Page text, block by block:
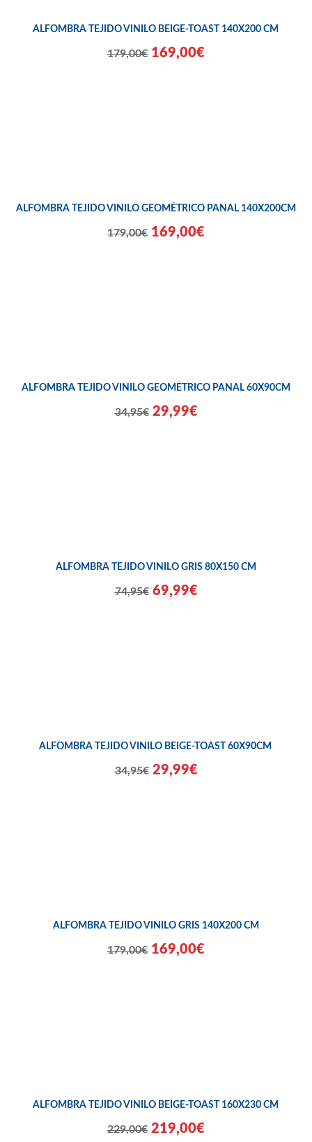
ALFOMBRA TEJIDO VINILO BEIGE-TOAST 140X200 CM
179,00€ 169,00€
ALFOMBRA TEJIDO VINILO GEOMÉTRICO PANAL 140X200CM
179,00€ 169,00€
ALFOMBRA TEJIDO VINILO GEOMÉTRICO PANAL 60X90CM
34,95€ 29,99€
ALFOMBRA TEJIDO VINILO GRIS 80X150 CM
74,95€ 69,99€
ALFOMBRA TEJIDO VINILO BEIGE-TOAST 60X90CM
34,95€ 29,99€
ALFOMBRA TEJIDO VINILO GRIS 140X200 CM
179,00€ 169,00€
ALFOMBRA TEJIDO VINILO BEIGE-TOAST 160X230 CM
229,00€ 219,00€